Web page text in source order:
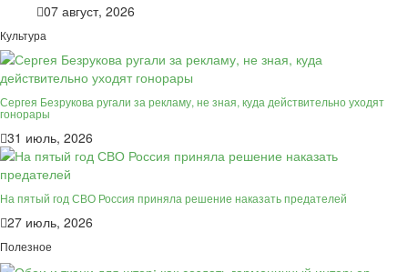
07 август, 2026
Культура
Сергея Безрукова ругали за рекламу, не зная, куда действительно уходят
гонорары
31 июль, 2026
На пятый год СВО Россия приняла решение наказать предателей
27 июль, 2026
Полезное